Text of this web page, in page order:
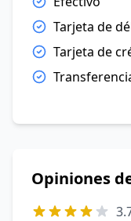
Tarjeta de
Tarjeta de
Opiniones